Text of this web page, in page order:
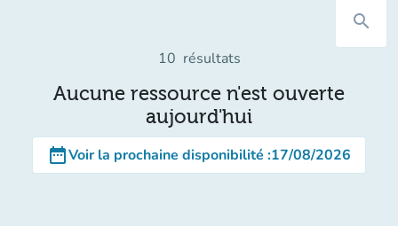
search
10 résultats
Aucune ressource n'est ouverte
aujourd'hui
date_rangeVoir la prochaine disponibilité :17/08/2026